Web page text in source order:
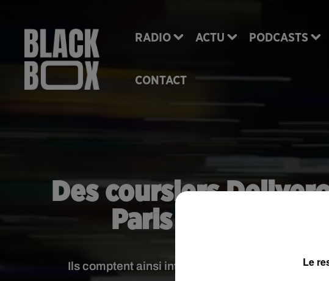
RADIO ACTU PODCASTS
CONTACT
Des coursiers
Paris à vélo
Ils comptent ainsi interpeller les patrons de laLe